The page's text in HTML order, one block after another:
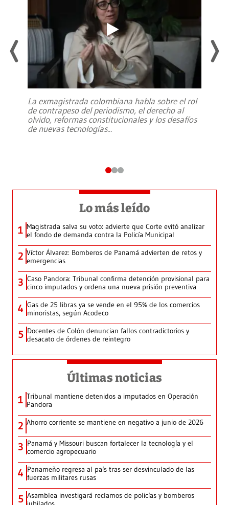
La exmagistrada colombiana habla sobre el rol
de contrapeso del periodismo, el derecho al
olvido, reformas constitucionales y los desafíos
de nuevas tecnologías...
Lo más leído
1 Magistrada salva su voto: advierte que Corte evitó analizar
el fondo de demanda contra la Policía Municipal
2 Víctor Álvarez: Bomberos de Panamá advierten de retos y
emergencias
3 Caso Pandora: Tribunal confirma detención provisional para
cinco imputados y ordena una nueva prisión preventiva
4 Gas de 25 libras ya se vende en el 95% de los comercios
minoristas, según Acodeco
5 Docentes de Colón denuncian fallos contradictorios y
desacato de órdenes de reintegro
Últimas noticias
1 Tribunal mantiene detenidos a imputados en Operación
Pandora
2 Ahorro corriente se mantiene en negativo a junio de 2026
3 Panamá y Missouri buscan fortalecer la tecnología y el
comercio agropecuario
4 Panameño regresa al país tras ser desvinculado de las
fuerzas militares rusas
5 Asamblea investigará reclamos de policías y bomberos